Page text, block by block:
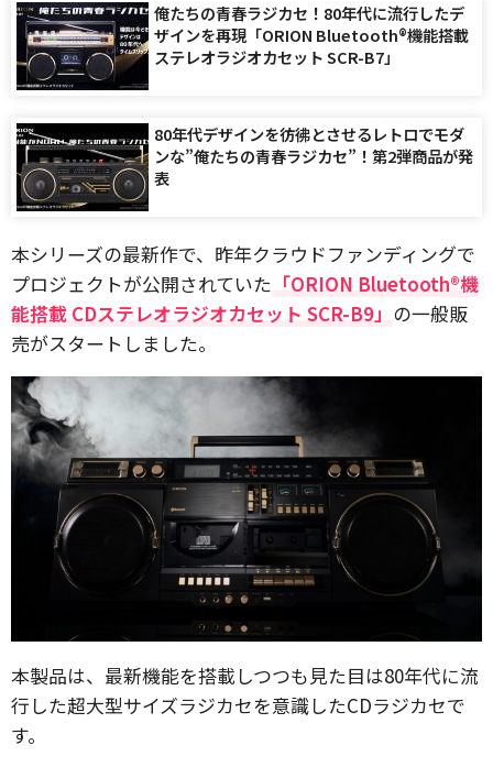
俺たちの青春ラジカセ！80年代に流行したデ
ザインを再現「ORION Bluetooth®機能搭載
ステレオラジオカセット SCR-B7」
80年代デザインを彷彿とさせるレトロでモダ
ンな”俺たちの青春ラジカセ”！第2弾商品が発
表
本シリーズの最新作で、昨年クラウドファンディングで
プロジェクトが公開されていた 「ORION Bluetooth®機
能搭載 CDステレオラジオカセット SCR-B9」 の一般販
売がスタートしました。
本製品は、最新機能を搭載しつつも見た目は80年代に流
行した超大型サイズラジカセを意識したCDラジカセで
す。